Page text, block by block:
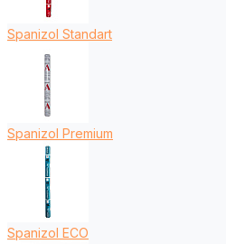
Spanizol Standart
Spanizol Premium
Spanizol ECO